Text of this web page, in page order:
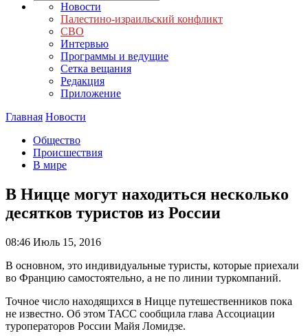
Новости
Палестино-израильский конфликт
СВО
Интервью
Программы и ведущие
Сетка вещания
Редакция
Приложение
Главная Новости
Общество
Происшествия
В мире
В Ницце могут находиться несколько
десятков туристов из России
08:46 Июль 15, 2016
В основном, это индивидуальные туристы, которые приехали
во Францию самостоятельно, а не по линии туркомпаний.
Точное число находящихся в Ницце путешественников пока
не известно. Об этом ТАСС сообщила глава Ассоциации
туроператоров России Майя Ломидзе.